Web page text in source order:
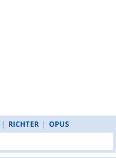
| RICHTER | OPUS